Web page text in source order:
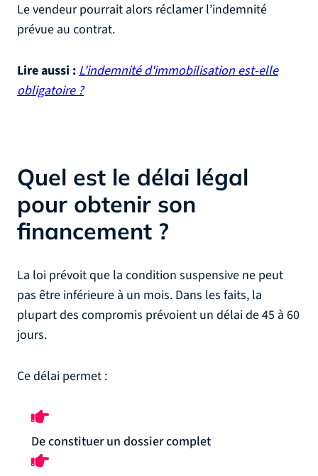
Le vendeur pourrait alors réclamer l’indemnité
prévue au contrat.
Lire aussi :L'indemnité d'immobilisation est-elle
obligatoire ?
Quel est le délai légal
pour obtenir son
financement ?
La loi prévoit que la condition suspensive ne peut
pas être inférieure à un mois. Dans les faits, la
plupart des compromis prévoient un délai de 45 à 60
jours.
Ce délai permet :
De constituer un dossier complet